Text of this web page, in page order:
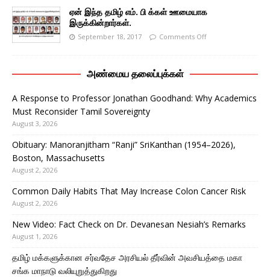
ஏன் இந்த தமிழ் எம். பி க்கள் ஊமையாக
இருக்கின்றார்கள்.
September 18, 2017 Comments Off
அண்மைய தலைப்புக்கள்
A Response to Professor Jonathan Goodhand: Why Academics
Must Reconsider Tamil Sovereignty
August 3, 2026
Obituary: Manoranjitham “Ranji” SriKanthan (1954–2026),
Boston, Massachusetts
August 2, 2026
Common Daily Habits That May Increase Colon Cancer Risk
August 2, 2026
New Video: Fact Check on Dr. Devanesan Nesiah’s Remarks
August 1, 2026
தமிழ் மக்களுக்கான சர்வதேச அரசியல் தீர்வின் அவசியத்தை மகா
சங்க மாநாடு வலியுறுத்துகிறது